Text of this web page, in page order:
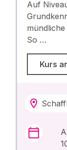
Auf
So …
Kurs